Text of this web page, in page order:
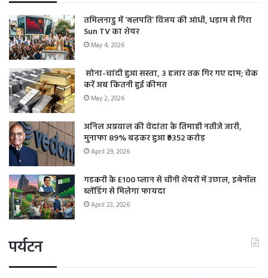
तमिलनाडु में ‘थलपति’ विजय की आंधी, धड़ाम से गिरा
Sun TV का शेयर
May 4, 2026
सोना-चांदी हुआ सस्ता, 3 हजार तक गिर गए दाम; चेक
करें अब कितनी हुई कीमत
May 2, 2026
अनिल अग्रवाल की वेदांता के तिमाही नतीजे जारी,
मुनाफा 89% बढ़कर हुआ ₹9352 करोड़
April 29, 2026
गडकरी के E100 प्लान से चीनी शेयरों में उछाल, इथेनॉल
ब्लेंडिंग से मिलेगा फायदा
April 23, 2026
पर्यटन